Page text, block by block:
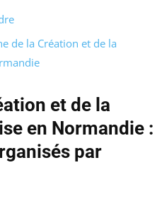
de la Création et de la
et de la
en Normandie :
par